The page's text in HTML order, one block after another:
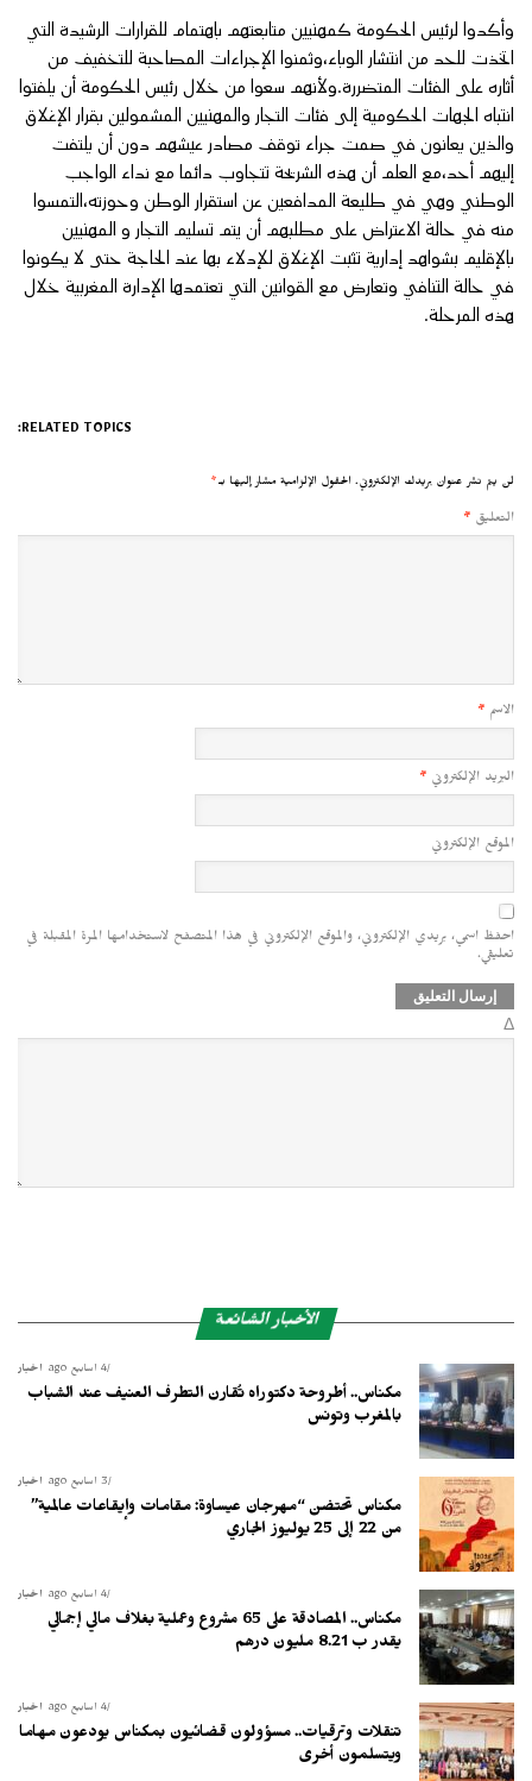
وأكدوا لرئيس الحكومة كمهنيين متابعتهم باهتمام للقرارات الرشيدة التي
اتخذت للحد من انتشار الوباء،وثمنوا الإجراءات المصاحبة للتخفيف من
أثاره على الفئات المتضررة.ولأنهم سعوا من خلال رئيس الحكومة أن يلفتوا
انتباه الجهات الحكومية إلى فئات التجار والمهنيين المشمولين بقرار الإغلاق
والذين يعانون في صمت جراء توقف مصادر عيشهم دون أن يلتفت
إليهم أحد،مع العلم أن هذه الشريحة تتجاوب دائما مع نداء الواجب
الوطني وهي في طليعة المدافعين عن استقرار الوطن وحوزته،التمسوا
منه في حالة الاعتراض على مطلبهم أن يتم تسليم التجار و المهنيين
بالإقليم بشواهد إدارية تثبت الإغلاق للإدلاء بها عند الحاجة حتى لا يكونوا
في حالة التنافي وتعارض مع القوانين التي تعتمدها الإدارة المغربية خلال
هذه المرحلة.
RELATED TOPICS:
لن يتم نشر عنوان بريدك الإلكتروني. الحقول الإلزامية مشار إليها بـ*
التعليق *
الاسم *
البريد الإلكتروني *
الموقع الإلكتروني
احفظ اسمي، بريدي الإلكتروني، والموقع الإلكتروني في هذا المتصفح لاستخدامها المرة المقبلة في
تعليقي.
Δ
الأخبار الشائعة
أخبار 4 أسابيع ago
مكناس.. أطروحة دكتوراه تُقارن التطرف العنيف عند الشباب
بالمغرب وتونس
أخبار 3 أسابيع ago
مكناس تحتضن “مهرجان عيساوة: مقامات وإيقاعات عالمية”
من 22 إلى 25 يوليوز الجاري
أخبار 4 أسابيع ago
مكناس.. المصادقة على 65 مشروع وعملية بغلاف مالي إجمالي
يقدر ب 8.21 مليون درهم
أخبار 4 أسابيع ago
تنقلات وترقيات.. مسؤولون قضائيون بمكناس يودعون مهاما
ويتسلمون أخرى